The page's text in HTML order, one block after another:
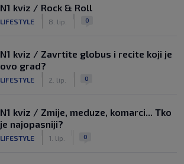
N1 kviz / Rock & Roll
LIFESTYLE 8. lip. 0
N1 kviz / Zavrtite globus i recite koji je
ovo grad?
LIFESTYLE 2. lip. 0
N1 kviz / Zmije, meduze, komarci... Tko
je najopasniji?
LIFESTYLE 1. lip. 0